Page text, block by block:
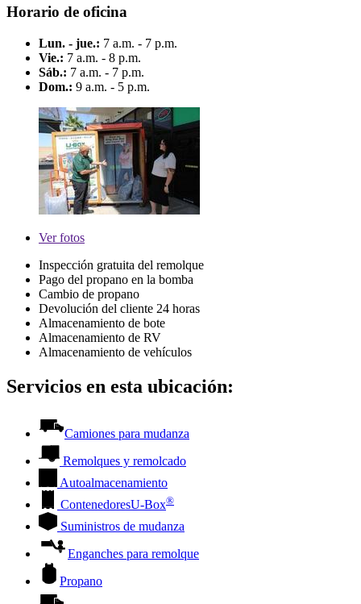
Horario de oficina
Lun. - jue.: 7 a.m. - 7 p.m.
Vie.: 7 a.m. - 8 p.m.
Sáb.: 7 a.m. - 7 p.m.
Dom.: 9 a.m. - 5 p.m.
Verfotos
Inspección gratuita del remolque
Pago del propano en la bomba
Cambio de propano
Devolución del cliente 24 horas
Almacenamiento de bote
Almacenamiento de RV
Almacenamiento de vehículos
Servicios en esta ubicación:
Camiones para mudanza
Remolques y remolcado
Autoalmacenamiento
ContenedoresU-Box®
Suministros de mudanza
Enganches para remolque
Propano